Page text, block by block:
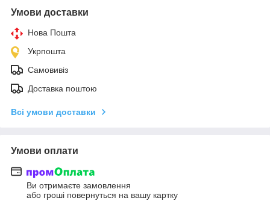
Умови доставки
Нова Пошта
Укрпошта
Самовивіз
Доставка поштою
Всі умови доставки
Умови оплати
Ви отримаєте замовлення
або гроші повернуться на вашу картку